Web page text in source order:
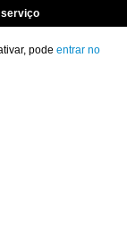
pode entrar no